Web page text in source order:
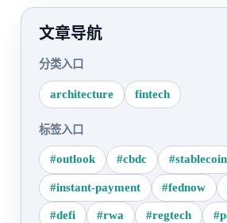
文章导航
分类入口
architecture fintech
标签入口
#outlook #cbdc #stablecoin
#instant-payment #fednow
#defi #rwa #regtech